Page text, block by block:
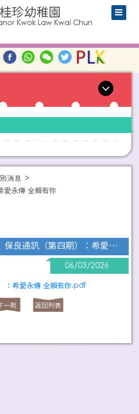
珍幼稚園
Kwok Law Kwai Chun
消息
愛永傳 全賴有你
保良通訊（第四期）：希愛永傳 全賴有你
06/03/2026
：希愛永傳 全賴有你.pdf
一則 返回列表